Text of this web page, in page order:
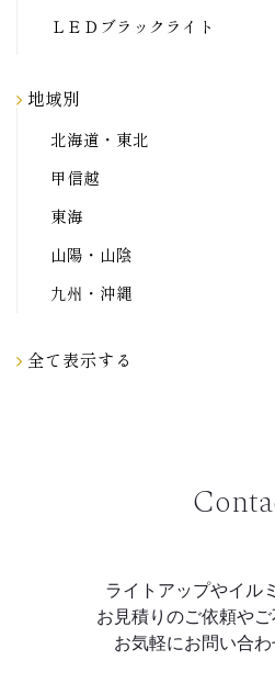
ＬＥＤブラックライト
地域別
北海道・東北
甲信越
東海
山陽・山陰
九州・沖縄
全て表示する
ライトアップやイル
お見積りのご依頼や
お気軽にお問い合わ